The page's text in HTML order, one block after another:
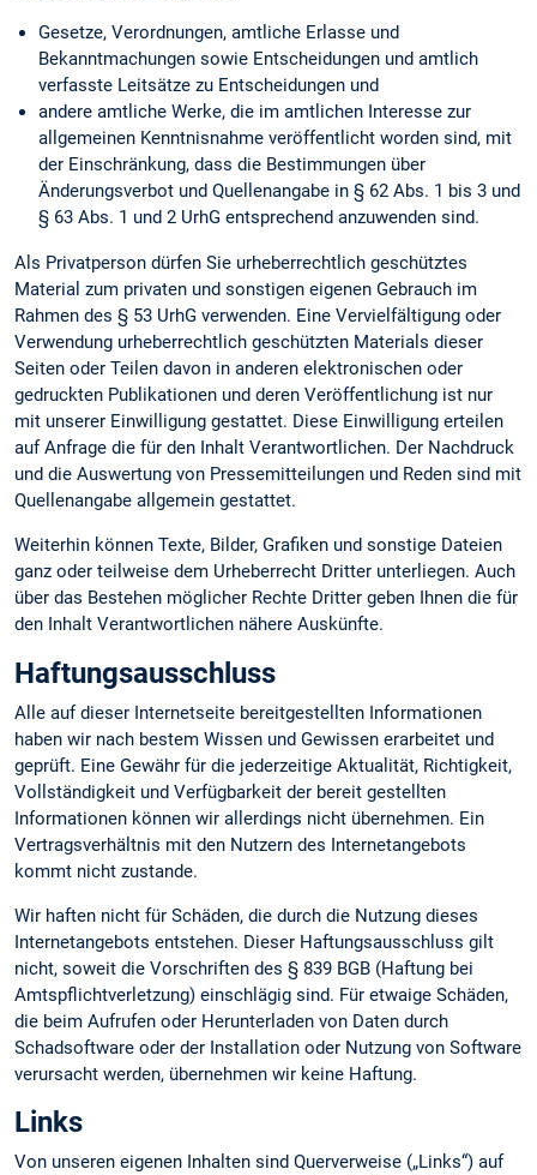
Gesetze, Verordnungen, amtliche Erlasse und
Bekanntmachungen sowie Entscheidungen und amtlich
verfasste Leitsätze zu Entscheidungen und
andere amtliche Werke, die im amtlichen Interesse zur
allgemeinen Kenntnisnahme veröffentlicht worden sind, mit
der Einschränkung, dass die Bestimmungen über
Änderungsverbot und Quellenangabe in § 62 Abs. 1 bis 3 und
§ 63 Abs. 1 und 2 UrhG entsprechend anzuwenden sind.
Als Privatperson dürfen Sie urheberrechtlich geschütztes
Material zum privaten und sonstigen eigenen Gebrauch im
Rahmen des § 53 UrhG verwenden. Eine Vervielfältigung oder
Verwendung urheberrechtlich geschützten Materials dieser
Seiten oder Teilen davon in anderen elektronischen oder
gedruckten Publikationen und deren Veröffentlichung ist nur
mit unserer Einwilligung gestattet. Diese Einwilligung erteilen
auf Anfrage die für den Inhalt Verantwortlichen. Der Nachdruck
und die Auswertung von Pressemitteilungen und Reden sind mit
Quellenangabe allgemein gestattet.
Weiterhin können Texte, Bilder, Grafiken und sonstige Dateien
ganz oder teilweise dem Urheberrecht Dritter unterliegen. Auch
über das Bestehen möglicher Rechte Dritter geben Ihnen die für
den Inhalt Verantwortlichen nähere Auskünfte.
Haftungsausschluss
Alle auf dieser Internetseite bereitgestellten Informationen
haben wir nach bestem Wissen und Gewissen erarbeitet und
geprüft. Eine Gewähr für die jederzeitige Aktualität, Richtigkeit,
Vollständigkeit und Verfügbarkeit der bereit gestellten
Informationen können wir allerdings nicht übernehmen. Ein
Vertragsverhältnis mit den Nutzern des Internetangebots
kommt nicht zustande.
Wir haften nicht für Schäden, die durch die Nutzung dieses
Internetangebots entstehen. Dieser Haftungsausschluss gilt
nicht, soweit die Vorschriften des § 839 BGB (Haftung bei
Amtspflichtverletzung) einschlägig sind. Für etwaige Schäden,
die beim Aufrufen oder Herunterladen von Daten durch
Schadsoftware oder der Installation oder Nutzung von Software
verursacht werden, übernehmen wir keine Haftung.
Links
Von unseren eigenen Inhalten sind Querverweise („Links“) auf